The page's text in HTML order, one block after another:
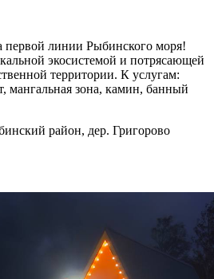
линии Рыбинского моря!
экосистемой и потрясающей
территории. К услугам:
мангальная зона, камин, банный
район, дер. Григорово